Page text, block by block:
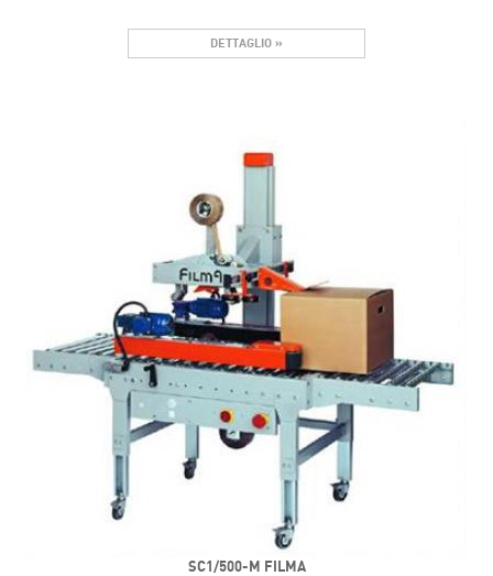
DETTAGLIO »
SC1/500-M FILMA